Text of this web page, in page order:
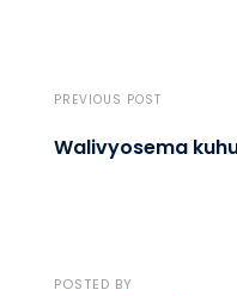
PREVIOUS POST
Walivyosema
POSTED BY